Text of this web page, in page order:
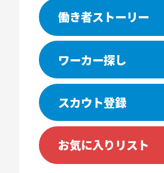
働き者ストーリー
ワーカー探し
スカウト登録
お気に入りリスト